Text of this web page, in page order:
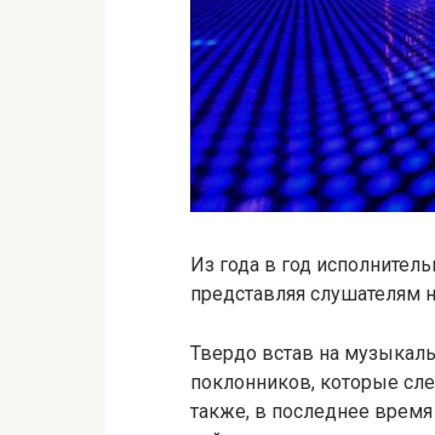
Из года в год
представляя слушателям
Твердо встав на
поклонников, которые
также, в последнее